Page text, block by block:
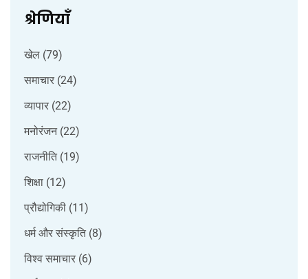
श्रेणियाँ
खेल (79)
समाचार (24)
व्यापार (22)
मनोरंजन (22)
राजनीति (19)
शिक्षा (12)
प्रौद्योगिकी (11)
धर्म और संस्कृति (8)
विश्व समाचार (6)